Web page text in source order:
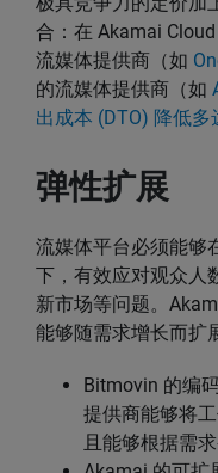
合：在 Akamai
流媒体提供商（如
的流媒体提供商（如
出成本 (DTO) 降低多
弹性扩展
流媒体平台必须能够
下，有效应对观众人
新市场等问题。
能够随需求增长而扩
Bitmovin 的编
提供商能够将
且能够根据需